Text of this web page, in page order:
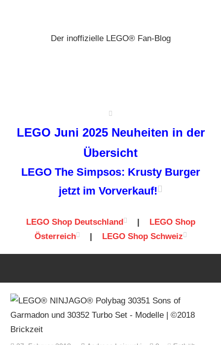
Der inoffizielle LEGO® Fan-Blog
LEGO Juni 2025 Neuheiten in der
Übersicht
LEGO The Simpsos: Krusty Burger
jetzt im Vorverkauf!
LEGO Shop Deutschland | LEGO Shop
Österreich
| LEGO Shop Schweiz